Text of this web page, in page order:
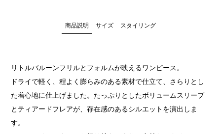
商品説明 サイズ スタイリング
リトルバルーンフリルとフォルムが映えるワンピース。
ドライで軽く、程よく膨らみのある素材で仕立て、さらりとし
た着心地に仕上げました。たっぷりとしたボリュームスリーブ
とティアードフレアが、存在感のあるシルエットを演出しま
す。